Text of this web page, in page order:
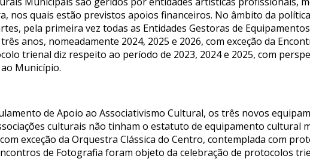
nos quais estão previstos apoios financeiros. No âmbito da
pela primeira vez todas as Entidades Gestoras de
anos, nomeadamente 2024, 2025 e 2026, com exceção da
trienal diz respeito ao período de 2023, 2024 e 2025, com
Município.
de Apoio ao Associativismo Cultural, os três novos
culturais não tinham o estatuto de equipamento cultural
exceção da Orquestra Clássica do Centro, contemplada com
de Fotografia foram objeto da celebração de protocolos